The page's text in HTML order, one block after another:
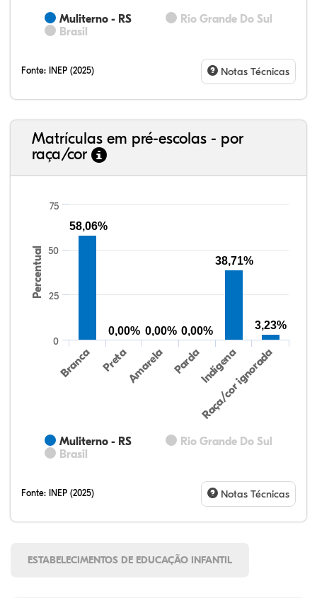
Muliterno - RS
Rio Grande Do Sul
Brasil
Fonte: INEP (2025) Notas Técnicas
Matrículas em pré-escolas - por
raça/cor
Percentual
Muliterno - RS
Rio Grande Do Sul
Brasil
Branca PretaAmarela PardaIndígena
Raça/cor ignorada
0
25
50
75
58,06%
0,00% 0,00% 0,00%
38,71%
3,23%
Fonte: INEP (2025) Notas Técnicas
ESTABELECIMENTOS DE EDUCAÇÃO INFANTIL